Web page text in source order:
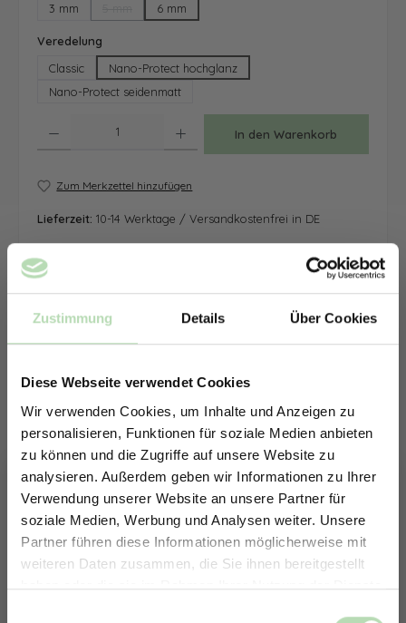
Zustimmung Details Über Cookies
Diese Webseite verwendet Cookies
Wir verwenden Cookies, um Inhalte und Anzeigen zu
personalisieren, Funktionen für soziale Medien anbieten
zu können und die Zugriffe auf unsere Website zu
analysieren. Außerdem geben wir Informationen zu Ihrer
Verwendung unserer Website an unsere Partner für
soziale Medien, Werbung und Analysen weiter. Unsere
Partner führen diese Informationen möglicherweise mit
weiteren Daten zusammen, die Sie ihnen bereitgestellt
haben oder die sie im Rahmen Ihrer Nutzung der Dienste
3 mm
(Diese Option ist zurzeit nicht verfügbar.)
6 mm
Veredelung
Classic
Nano-Protect hochglanz
Nano-Protect seidenmatt
In den Warenkorb
Zum Merkzettel hinzufügen
Lieferzeit: 10-14 Werktage / Versandkostenfrei in DE
ERHALTE 5% RABATT AUF
DEINE RÜCKWÄNDE